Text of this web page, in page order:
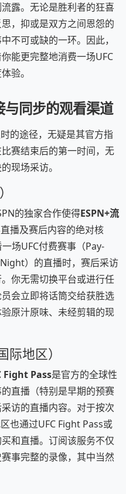
露。无论是胜利者的狂喜
，抑或是双方之间恩怨的
不可或缺的一环。因此，
能更完整地消费一场UFC
验。
同步的观看渠道
的途径，无疑是其官方指
赛结束后的第一时间，无
现场采访。
的独家合作使得ESPN+流
播及赛后内容的绝对核
场UFC付费赛事（Pay-
）的直播时，赛后采访
你无需切换平台或进行任
会立即将话筒交给获胜选
原汁原味、未经剪辑的现
际地区）
Fight Pass是官方的全球性
直播（特别是早期的预赛
访的直播内容。对于按次
也通过UFC Fight Pass或
和直播。订阅该服务不仅
事完整的录像，其中当然